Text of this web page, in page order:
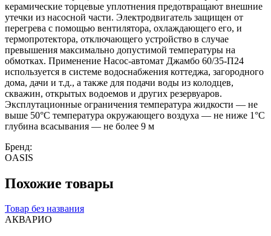
керамические торцевые уплотнения предотвращают внешние
утечки из насосной части. Электродвигатель защищен от
перегрева с помощью вентилятора, охлаждающего его, и
термопротектора, отключающего устройство в случае
превышения максимально допустимой температуры на
обмотках. Применение Насос-автомат Джамбо 60/35-П24
используется в системе водоснабжения коттеджа, загородного
дома, дачи и т.д., а также для подачи воды из колодцев,
скважин, открытых водоемов и других резервуаров.
Эксплутационные ограничения температура жидкости — не
выше 50°С температура окружающего воздуха — не ниже 1°С
глубина всасывания — не более 9 м
Бренд:
OASIS
Похожие товары
Товар без названия
АКВАРИО